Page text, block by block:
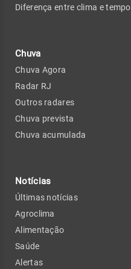
Diferença entre clima e tempo
Chuva
Chuva Agora
Radar RJ
Outros radares
Chuva prevista
Chuva acumulada
Notícias
Últimas notícias
Agroclima
Alimentação
Saúde
Alertas